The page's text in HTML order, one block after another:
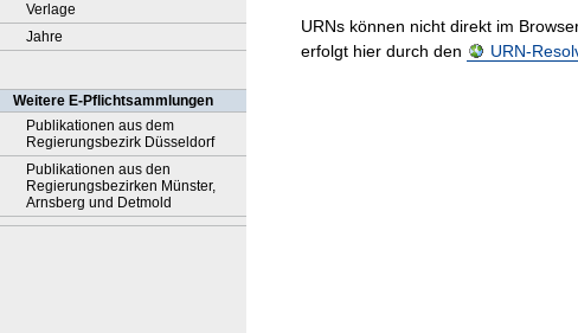
Verlage
Jahre
Weitere E-Pflichtsammlungen
Publikationen aus dem
Regierungsbezirk Düsseldorf
Publikationen aus den
Regierungsbezirken Münster,
Arnsberg und Detmold
URNs können nicht direkt im
erfolgt hier durch den
URN-